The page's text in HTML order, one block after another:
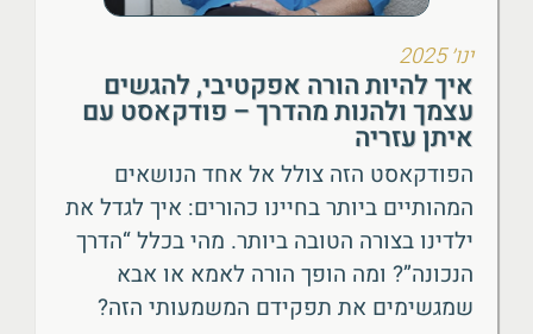
ינו׳ 2025
איך להיות הורה אפקטיבי, להגשים
עצמך ולהנות מהדרך – פודקאסט עם
איתן עזריה
הפודקאסט הזה צולל אל אחד הנושאים
המהותיים ביותר בחיינו כהורים: איך לגדל את
ילדינו בצורה הטובה ביותר. מהי בכלל “הדרך
הנכונה”? ומה הופך הורה לאמא או אבא
שמגשימים את תפקידם המשמעותי הזה?